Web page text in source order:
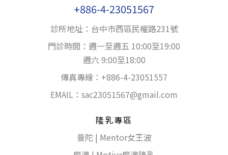
+886-4-23051567
診所地址：台中巿西區民權路231號
門診時間：週一至週五 10:00至19:00
週六 9:00至18:00
傳真專線：+886-4-23051557
EMAIL： sac23051567@gmail.com
隆乳專區
曼陀 | Mentor女王波